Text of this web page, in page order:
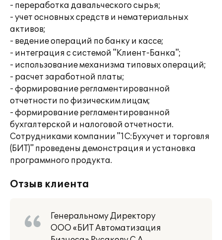
- переработка давальческого сырья;
- учет основных средств и нематериальных
активов;
- ведение операций по банку и кассе;
- интеграция с системой "Клиент-Банка";
- использование механизма типовых операций;
- расчет заработной платы;
- формирование регламентированной
отчетности по физическим лицам;
- формирование регламентированной
бухгалтерской и налоговой отчетности.
Сотрудниками компании "1С:Бухучет и торговля
(БИТ)" проведены демонстрация и установка
программного продукта.
Отзыв клиента
Генеральному Директору
ООО «БИТ Автоматизация